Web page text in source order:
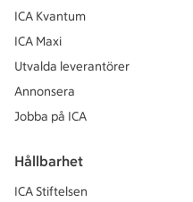
ICA Kvantum
ICA Maxi
Utvalda leverantörer
Annonsera
Jobba på ICA
Hållbarhet
ICA Stiftelsen